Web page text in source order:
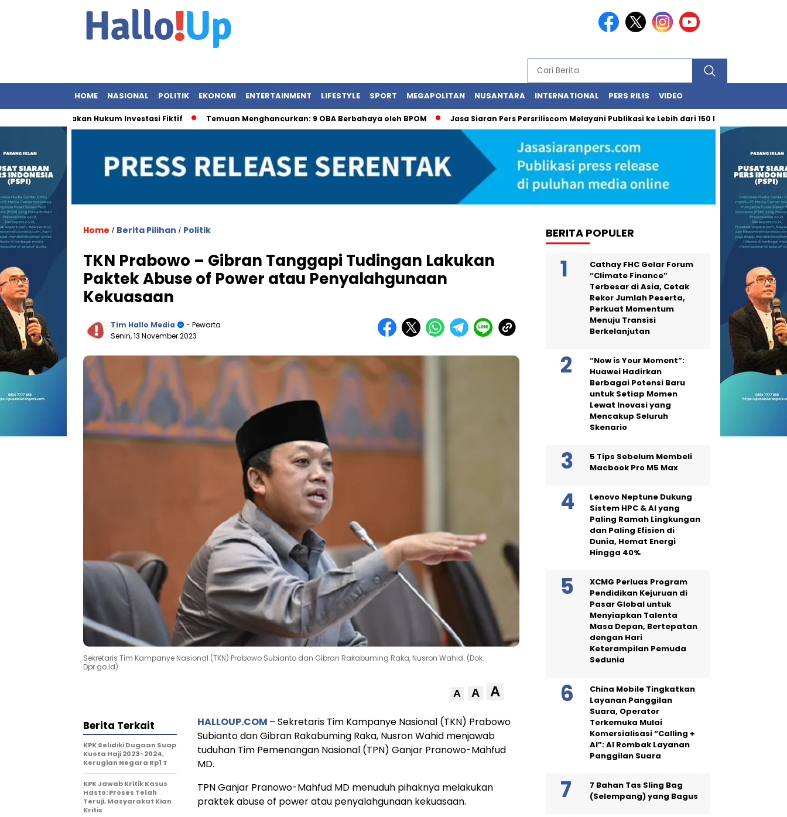
HOME NASIONAL POLITIK EKONOMI ENTERTAINMENT LIFESTYLE SPORT MEGAPOLITAN NUSANTARA INTERNATIONAL PERS RILIS VIDEO
Penegakan Hukum Investasi Fiktif Temuan Menghancurkan: 9 OBA Berbahaya oleh BPOM Jasa Siaran Pers Persriliscom Melayani Publikasi ke Lebih dari 150 Media Online Berbagai
Home / Berita Pilihan / Politik
TKN Prabowo – Gibran Tanggapi Tudingan Lakukan
Paktek Abuse of Power atau Penyalahgunaan
Kekuasaan
Tim Hallo Media
- Pewarta
Senin, 13 November 2023
Sekretaris Tim Kampanye Nasional (TKN) Prabowo Subianto dan Gibran Rakabuming Raka, Nusron Wahid. (Dok.
Dpr.go.id)
A A A
HALLOUP.COM – Sekretaris Tim Kampanye Nasional (TKN) Prabowo
Subianto dan Gibran Rakabuming Raka, Nusron Wahid menjawab
tuduhan Tim Pemenangan Nasional (TPN) Ganjar Pranowo-Mahfud
MD.
TPN Ganjar Pranowo-Mahfud MD menuduh pihaknya melakukan
praktek abuse of power atau penyalahgunaan kekuasaan.
Berita Terkait
KPK Selidiki Dugaan Suap
Kuota Haji 2023-2024,
Kerugian Negara Rp1 T
KPK Jawab Kritik Kasus
Hasto: Proses Telah
Teruji, Masyarakat Kian
Kritis
BERITA POPULER
Cathay FHC Gelar Forum
“Climate Finance”
Terbesar di Asia, Cetak
Rekor Jumlah Peserta,
Perkuat Momentum
Menuju Transisi
Berkelanjutan
“Now is Your Moment”:
Huawei Hadirkan
Berbagai Potensi Baru
untuk Setiap Momen
Lewat Inovasi yang
Mencakup Seluruh
Skenario
5 Tips Sebelum Membeli
Macbook Pro M5 Max
Lenovo Neptune Dukung
Sistem HPC & AI yang
Paling Ramah Lingkungan
dan Paling Efisien di
Dunia, Hemat Energi
Hingga 40%
XCMG Perluas Program
Pendidikan Kejuruan di
Pasar Global untuk
Menyiapkan Talenta
Masa Depan, Bertepatan
dengan Hari
Keterampilan Pemuda
Sedunia
China Mobile Tingkatkan
Layanan Panggilan
Suara, Operator
Terkemuka Mulai
Komersialisasi “Calling +
AI”: AI Rombak Layanan
Panggilan Suara
7 Bahan Tas Sling Bag
(Selempang) yang Bagus